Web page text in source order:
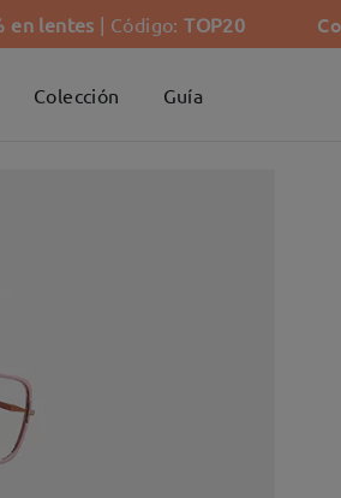
en lentes | Código:TOP20
Colección Guía